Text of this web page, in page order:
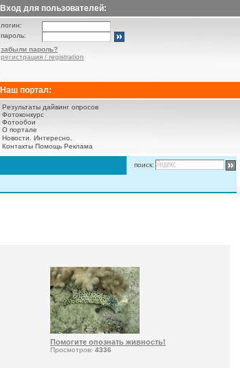
Вход для пользователей:
логин:
пароль:
забыли пароль?
регистрация / registration
Наш портал:
Результаты дайвинг опросов
Фотоконкурс
Фотообои
О портале
Новости.
Интересно.
Контакты Помощь Реклама
поиск:
Помогите опознать живность!
Просмотров: 4336